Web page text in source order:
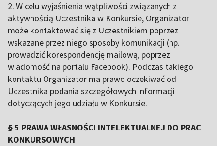
2. W celu wyjaśnienia wątpliwości związanych z
aktywnością Uczestnika w Konkursie, Organizator
może kontaktować się z Uczestnikiem poprzez
wskazane przez niego sposoby komunikacji (np.
prowadzić korespondencję mailową, poprzez
wiadomość na portalu Facebook). Podczas takiego
kontaktu Organizator ma prawo oczekiwać od
Uczestnika podania szczegółowych informacji
dotyczących jego udziału w Konkursie.
§ 5 PRAWA WŁASNOŚCI INTELEKTUALNEJ DO PRAC
KONKURSOWYCH